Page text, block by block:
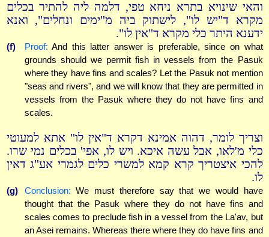
והאי שינויא בתרא ניחא טפי, דלמה ליה להתיר בכלים
מקרא ד"יש לו", לישתוק ביה מ"ימים ונחלים", ואנא
ידענא היתר כלי מקרא ד"אין לו".
(f) Proof: And this latter answer is preferable, since on what
grounds should we permit fish in vessels from the Pasuk
where they have fins and scales? Let the Pasuk not mention
"seas and rivers", and we will know that they are permitted in
vessels from the Pasuk where they do not have fins and
scales.
וצריך לומר, דהוה אמינא דקרא ד"אין לו" אתא למעוטי
כלי מ'לאו, אבל עשה איכא. ויש לו, אפי' בכלים נמי שרו.
להכי איצטריך קרא קמא למשרי כלים לגמרי אע"ג דאין
לו.
(g) Conclusion: We must therefore say that we would have
thought that the Pasuk where they do not have fins and
scales comes to preclude fish in a vessel from the La'av, but
an Asei remains. Whereas there where they do have fins and